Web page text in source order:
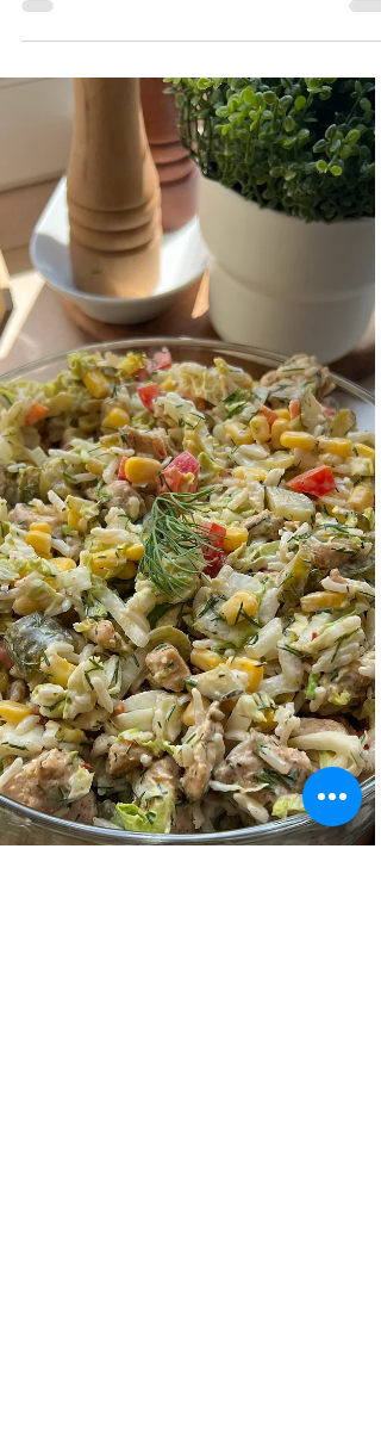
Pyszna sałatka z kurczakiem i
Składniki: Ryż 100 g Filet z kurczaka 2 (
ok.500g) Kapusta pekińska 350 g Ogórek
konserwowy Papryka czerwona 1/2 Koperek
mały pęczek...